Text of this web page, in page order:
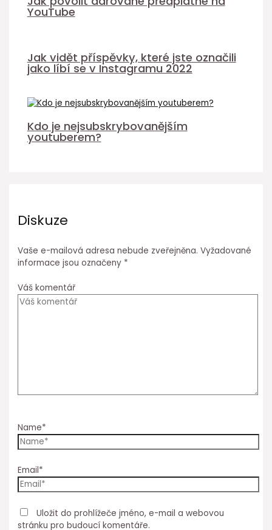
YouTube
Jak vidět příspěvky, které jste označili
jako líbí se v Instagramu 2022
Kdo je nejsubskrybovanějším
youtuberem?
Diskuze
Vaše e-mailová adresa nebude zveřejněna. Vyžadované
informace jsou označeny *
Váš komentář
Name*
Email*
Uložit do prohlížeče jméno, e-mail a webovou
stránku pro budoucí komentáře.